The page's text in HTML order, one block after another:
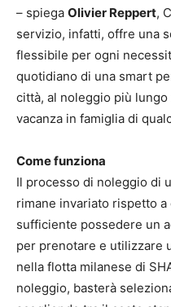
– spiega Olivier Reppert,
servizio, infatti, offre una
flessibile per ogni
quotidiano di una smart
città, al noleggio più
vacanza in famiglia di
Come funziona
Il processo di noleggio di
rimane invariato rispetto
sufficiente possedere un
per prenotare e utilizzare
nella flotta milanese di
noleggio, basterà